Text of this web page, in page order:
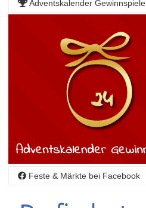
Adventskalender Gewinnspiele
Feste & Märkte bei Facebook